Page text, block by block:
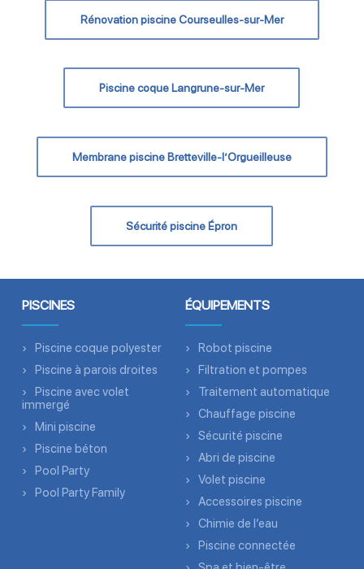
Rénovation piscine Courseulles-sur-Mer
Piscine coque Langrune-sur-Mer
Membrane piscine Bretteville-l’Orgueilleuse
Sécurité piscine Épron
PISCINES
Piscine coque polyester
Piscine à parois droites
Piscine avec volet
immergé
Mini piscine
Piscine béton
Pool Party
Pool Party Family
ÉQUIPEMENTS
Robot piscine
Filtration et pompes
Traitement automatique
Chauffage piscine
Sécurité piscine
Abri de piscine
Volet piscine
Accessoires piscine
Chimie de l’eau
Piscine connectée